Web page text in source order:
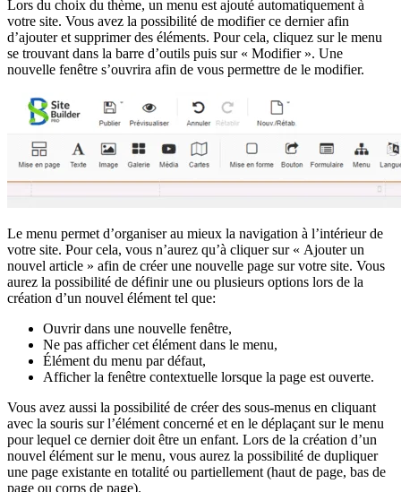
Lors du choix du thème, un menu est ajouté automatiquement à
votre site. Vous avez la possibilité de modifier ce dernier afin
d’ajouter et supprimer des éléments. Pour cela, cliquez sur le menu
se trouvant dans la barre d’outils puis sur « Modifier ». Une
nouvelle fenêtre s’ouvrira afin de vous permettre de le modifier.
Le menu permet d’organiser au mieux la navigation à l’intérieur de
votre site. Pour cela, vous n’aurez qu’à cliquer sur « Ajouter un
nouvel article » afin de créer une nouvelle page sur votre site. Vous
aurez la possibilité de définir une ou plusieurs options lors de la
création d’un nouvel élément tel que:
Ouvrir dans une nouvelle fenêtre,
Ne pas afficher cet élément dans le menu,
Élément du menu par défaut,
Afficher la fenêtre contextuelle lorsque la page est ouverte.
Vous avez aussi la possibilité de créer des sous-menus en cliquant
avec la souris sur l’élément concerné et en le déplaçant sur le menu
pour lequel ce dernier doit être un enfant. Lors de la création d’un
nouvel élément sur le menu, vous aurez la possibilité de dupliquer
une page existante en totalité ou partiellement (haut de page, bas de
page ou corps de page).